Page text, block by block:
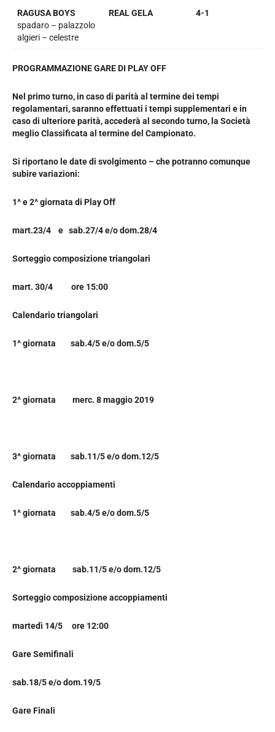
RAGUSA BOYS
spadaro – palazzolo
algieri – celestre
REAL GELA 4-1
PROGRAMMAZIONE GARE DI PLAY OFF
Nel primo turno, in caso di parità al termine dei tempi
regolamentari, saranno effettuati i tempi supplementari e in
caso di ulteriore parità, accederà al secondo turno, la Società
meglio Classificata al termine del Campionato.
Si riportano le date di svolgimento – che potranno comunque
subire variazioni:
1^ e 2^ giornata di Play Off
mart.23/4 e sab.27/4 e/o dom.28/4
Sorteggio composizione triangolari
mart. 30/4 ore 15:00
Calendario triangolari
1^ giornata sab.4/5 e/o dom.5/5
2^ giornata merc. 8 maggio 2019
3^ giornata sab.11/5 e/o dom.12/5
Calendario accoppiamenti
1^ giornata sab.4/5 e/o dom.5/5
2^ giornata sab.11/5 e/o dom.12/5
Sorteggio composizione accoppiamenti
martedì 14/5 ore 12:00
Gare Semifinali
sab.18/5 e/o dom.19/5
Gare Finali